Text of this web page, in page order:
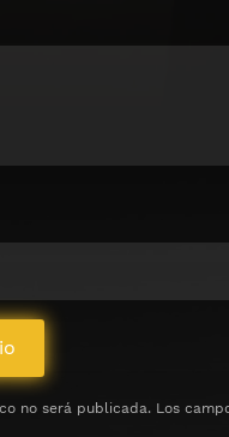
no será publicada. Los